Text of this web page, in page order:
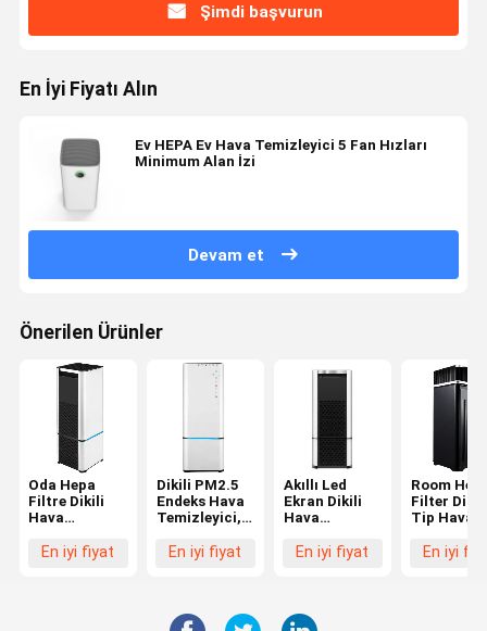
Şimdi başvurun
En İyi Fiyatı Alın
Ev HEPA Ev Hava Temizleyici 5 Fan Hızları
Minimum Alan İzi
Devam et
Önerilen Ürünler
Oda Hepa
Filtre Dikili
Hava
Aktif Gerçek
En iyi fiyat
Dikili PM2.5
Endeks Hava
Temizleyici,
Hava
En iyi fiyat
Akıllı Led
Ekran Dikili
Hava
Mini
En iyi fiyat
Room
Filter Dikili
Tip Hava
Akıllı Ev
En iyi